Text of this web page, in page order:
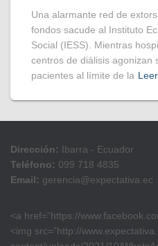
​Una alarmante red de
fondos sacude al Instituto
Social (IESS). Mientras
centros de diálisis agonizan
pacientes al límite de la
Dirección: Ibarra - Ecuador
Teléfono: 099 718 4835
Email: gerencia@expectativa.ec
<a href=”https://
<img src=”http://